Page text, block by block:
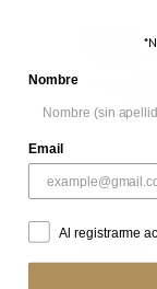
Nombre
Email
Al registrarme